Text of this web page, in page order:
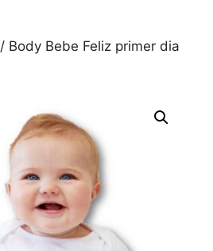
/ Body Bebe Feliz primer dia